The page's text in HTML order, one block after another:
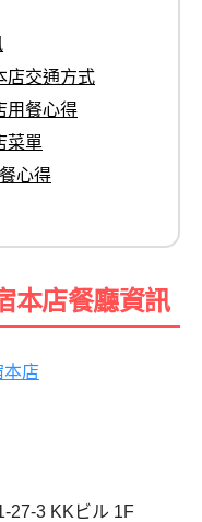
店交通方式
用餐心得
菜單
心得
本店餐廳資訊
本店
27-3 KKビル 1F